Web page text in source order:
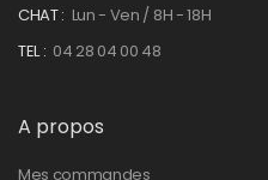
CHAT : Lun - Ven / 8H - 18H
TEL : 04 28 04 00 48
A propos
Mes commandes